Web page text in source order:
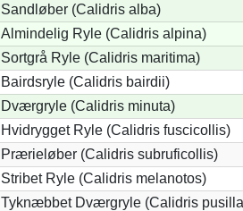
Sandløber (Calidris alba)
Almindelig Ryle (Calidris alpina)
Sortgrå Ryle (Calidris maritima)
Bairdsryle (Calidris bairdii)
Dværgryle (Calidris minuta)
Hvidrygget Ryle (Calidris fuscicollis)
Prærieløber (Calidris subruficollis)
Stribet Ryle (Calidris melanotos)
Tyknæbbet Dværgryle (Calidris